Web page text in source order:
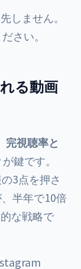
しません。
さい。
る動画
完視聴率と
が鍵です。
3点を押さ
半年で10倍
な戦略で